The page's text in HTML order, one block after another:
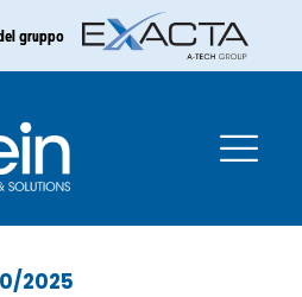
gruppo N. 30/2025
2025